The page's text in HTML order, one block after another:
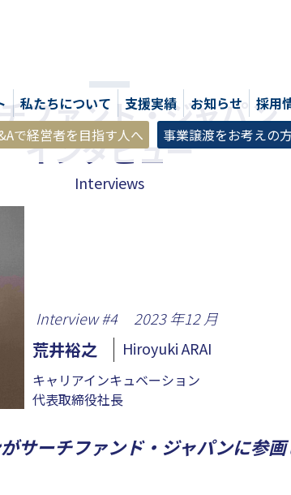
私たちについて 支援実績 お知らせ
採用
で経営者を目指す人へ 事業譲渡をお考えの
ファンド・ジャパン
インタビュー
Interviews
Interview #4 2023年12月
荒井裕之 Hiroyuki ARAI
キャリアインキュベーション
代表取締役社長
サーチファンド・ジャパンに参画